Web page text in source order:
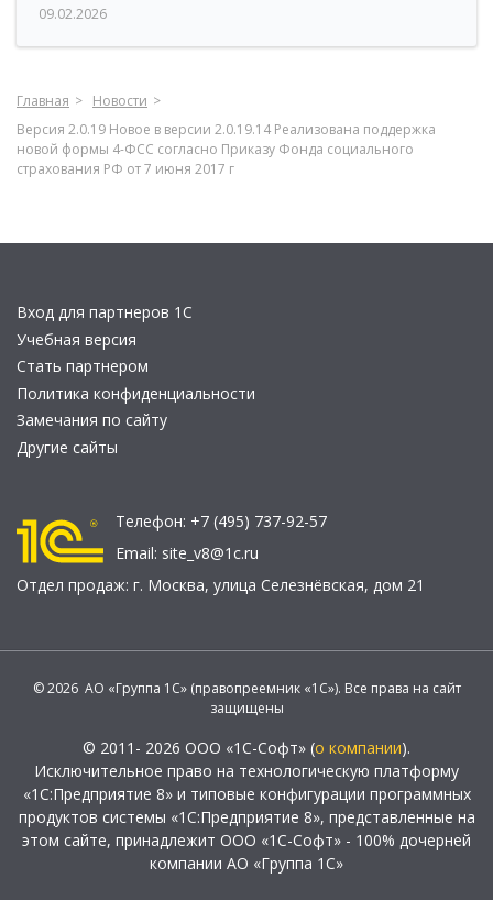
09.02.2026
Главная
Новости
Версия 2.0.19 Новое в версии 2.0.19.14 Реализована поддержка
новой формы 4-ФСС согласно Приказу Фонда социального
страхования РФ от 7 июня 2017 г
Вход для партнеров 1С
Учебная версия
Стать партнером
Политика конфиденциальности
Замечания по сайту
Другие сайты
Телефон: +7 (495) 737-92-57
Email: site_v8@1c.ru
Отдел продаж: г. Москва, улица Селезнёвская, дом 21
© 2026 АО «Группа 1С» (правопреемник «1С»). Все права на сайт
защищены
© 2011- 2026 ООО «1С-Софт» (о компании).
Исключительное право на технологическую платформу
«1С:Предприятие 8» и типовые конфигурации программных
продуктов системы «1С:Предприятие 8», представленные на
этом сайте, принадлежит ООО «1С-Софт» - 100% дочерней
компании АО «Группа 1С»